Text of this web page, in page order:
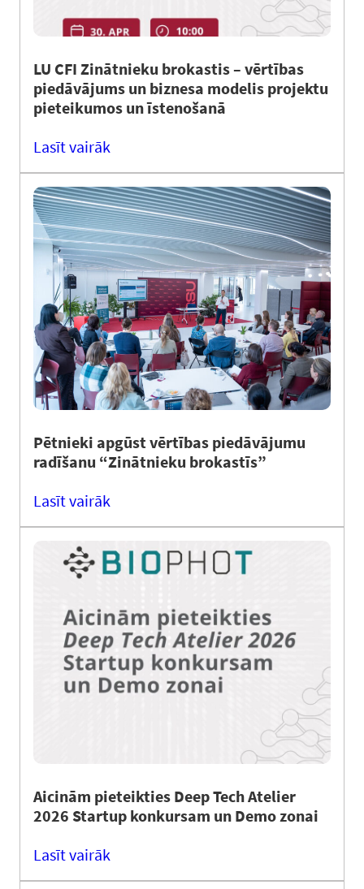
LU CFI Zinātnieku brokastis – vērtības
piedāvājums un biznesa modelis projektu
pieteikumos un īstenošanā
Lasīt vairāk
Pētnieki apgūst vērtības piedāvājumu
radīšanu “Zinātnieku brokastīs”
Lasīt vairāk
Aicinām pieteikties Deep Tech Atelier
2026 Startup konkursam un Demo zonai
Lasīt vairāk